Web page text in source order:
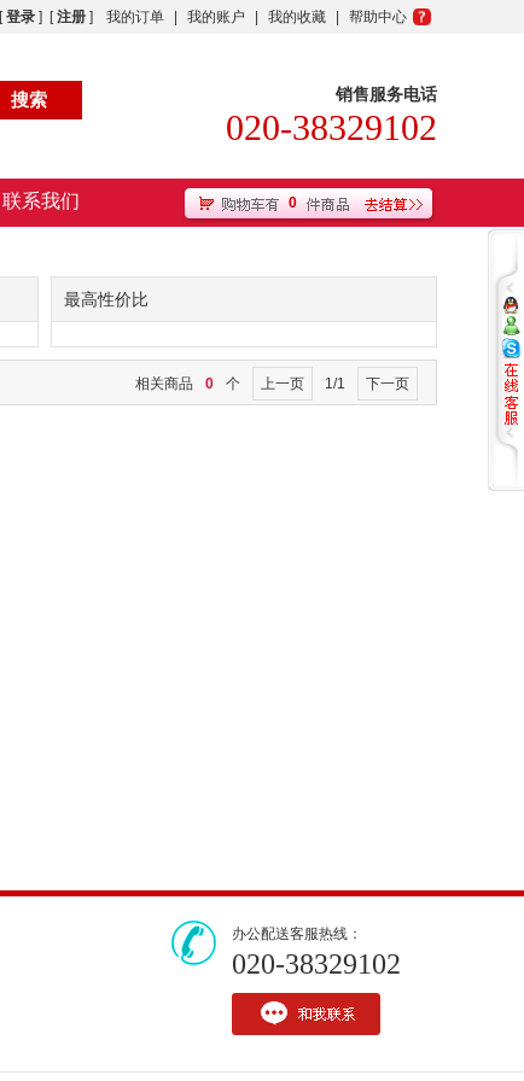
[登录 ] [注册 ] 我的订单 我的账户 我的收藏 帮助中心
销售服务电话
020-38329102
联系我们 0
最高性价比
相关商品 0 个 上一页 1/1 下一页
办公配送客服热线：
020-38329102